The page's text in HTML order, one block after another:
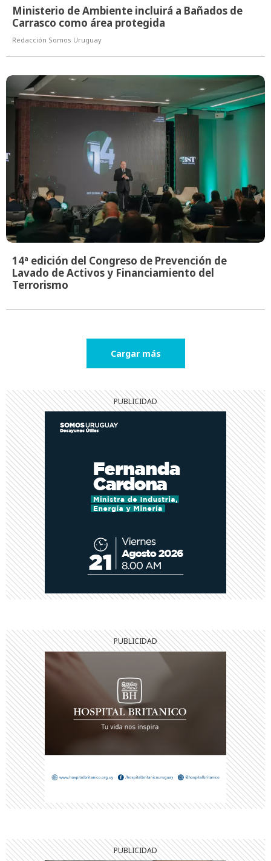
Ministerio de Ambiente incluirá a Bañados de
Carrasco como área protegida
Redacción Somos Uruguay
14ª edición del Congreso de Prevención de
Lavado de Activos y Financiamiento del
Terrorismo
Cargar más